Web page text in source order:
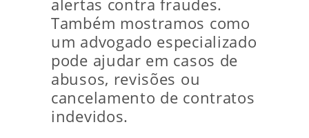
alertas contra fraudes.
Também mostramos como
um advogado especializado
pode ajudar em casos de
abusos, revisões ou
cancelamento de contratos
indevidos.